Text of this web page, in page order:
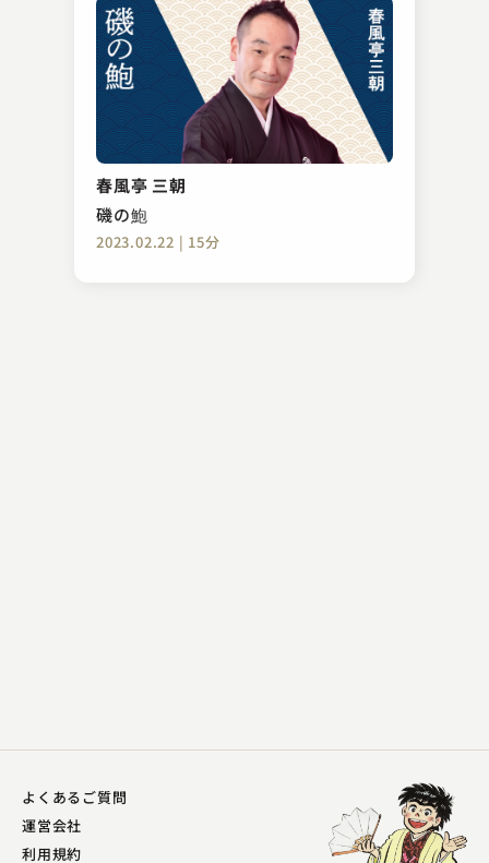
春風亭 三朝
磯の鮑
2023.02.22 | 15分
柳家 小里ん
真田小僧
2023.10.22 | 13分
よくあるご質問
運営会社
利用規約